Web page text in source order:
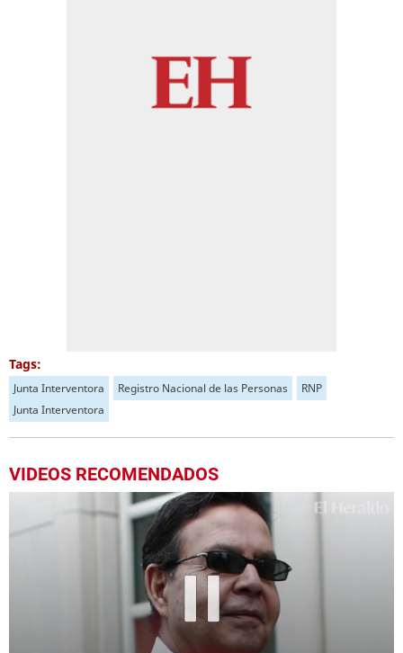
Tags:
Junta Interventora Registro Nacional de las Personas
RNP
Junta Interventora
VIDEOS RECOMENDADOS